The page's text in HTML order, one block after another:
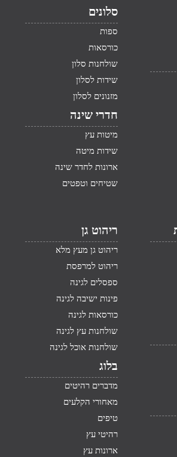
סלונים
ספות
כורסאות
שולחנות סלון
שידות לסלון
מזנונים לסלון
חדרי שינה
מיטות עץ
שידות מיטה
ארונות לחדר שינה
שטיחים וטפטים
ריהוט גן
ריהוט גן מעץ מלא
ריהוט למרפסת
ספסלים לגינה
פינות ישיבה לגינה
כורסאות לגינה
שולחנות עץ לגינה
שולחנות אוכל לגינה
בלוג
מדברים רהיטים
מאחורי הקלעים
טיפים
רהיטי עץ
ארונות עץ